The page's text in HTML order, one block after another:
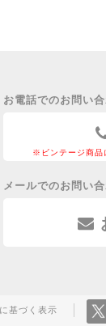
お電話でのお問い
※ビンテージ商品
メールでのお問い
基づく表示